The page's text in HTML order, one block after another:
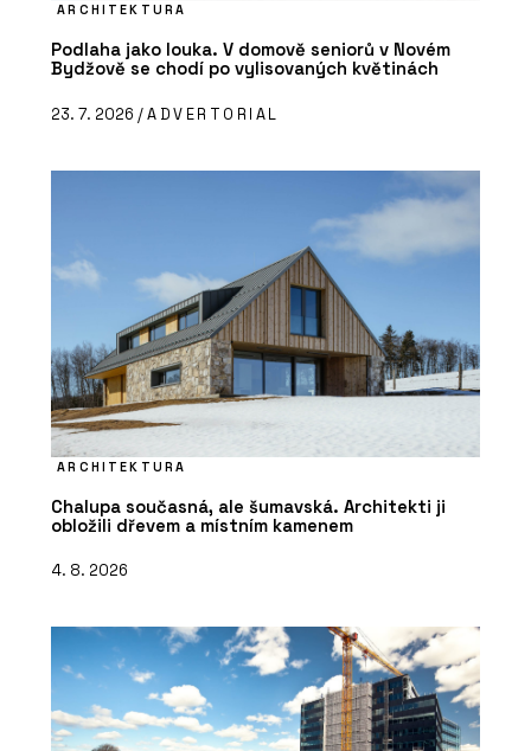
ARCHITEKTURA
Podlaha jako louka. V domově seniorů v Novém
Bydžově se chodí po vylisovaných květinách
23. 7. 2026 /ADVERTORIAL
ARCHITEKTURA
Chalupa současná, ale šumavská. Architekti ji
obložili dřevem a místním kamenem
4. 8. 2026